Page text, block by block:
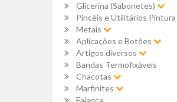
Glicerina (Sabonetes)
Pincéis e Utilitários Pintura
Metais
Aplicações e Botões
Artigos diversos
Bandas Termofixáveis
Chacotas
Marfinites
Faiança